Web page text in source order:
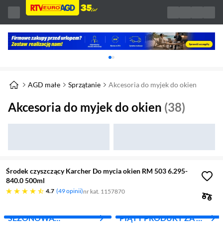
Karuzela z banerami, aktualny element 1 z
AGD małe Sprzątanie Akcesoria do myjek do okien
Akcesoria do myjek do okien (38)
Środek czyszczący Karcher Do mycia okien RM 503 6.295-
840.0 500ml
4.7
4.7 gwiazdek 49 opinii nr kat. 1157870
SEZONOWA
PIĄTY PRODUKT ZA 1